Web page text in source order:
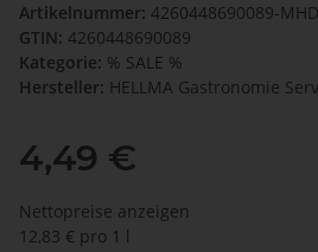
Artikelnummer: 4260448690089-MHD
GTIN: 4260448690089
Kategorie: % SALE %
Hersteller: HELLMA Gastronomie
4,49 €
Nettopreise anzeigen
12,83 € pro 1 l